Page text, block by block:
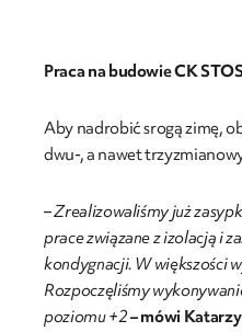
Praca na budowie CK
Aby nadrobić srogą zimę,
dwu-, a nawet
– Zrealizowaliśmy już
prace związane z izolacją i
kondygnacji. W większości
Rozpoczęliśmy
poziomu +2– mówi